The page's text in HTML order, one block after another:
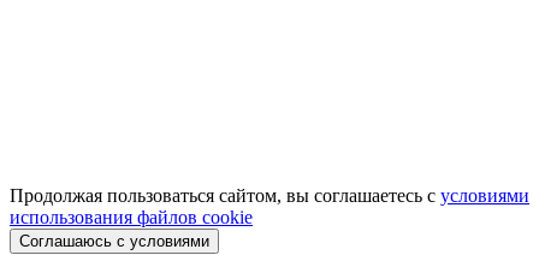
Продолжая пользоваться сайтом, вы соглашаетесь с условиями
использования файлов cookie
Соглашаюсь с условиями